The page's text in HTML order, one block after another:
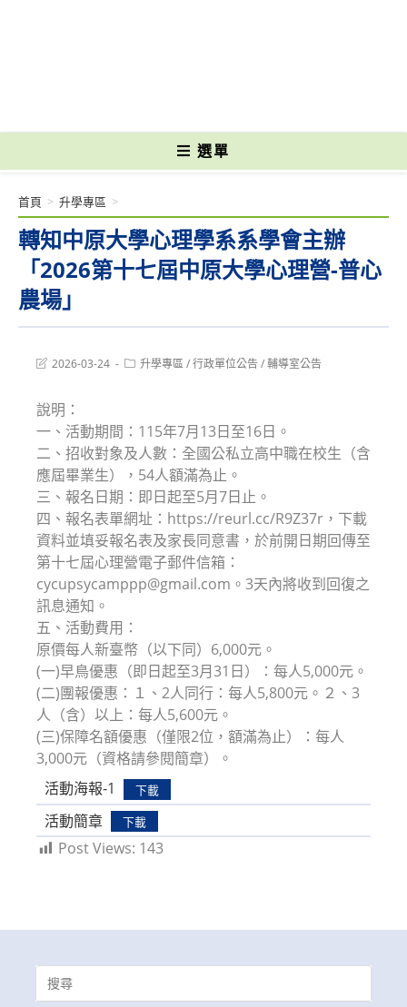
選單
轉知中原大學心理學系系學會主辦
「2026第十七屆中原大學心理營-普心
農場」
首頁 > 升學專區 >
Post2026-03-24
Post升學專區/行政單位公告/輔導室公告
說明：
一、活動期間：115年7月13日至16日。
二、招收對象及人數：全國公私立高中職在校生（含
應屆畢業生），54人額滿為止。
三、報名日期：即日起至5月7日止。
四、報名表單網址：https://reurl.cc/R9Z37r，下載
資料並填妥報名表及家長同意書，於前開日期回傳至
第十七屆心理營電子郵件信箱：
cycupsycamppp@gmail.com。3天內將收到回復之
訊息通知。
五、活動費用：
原價每人新臺幣（以下同）6,000元。
(一)早鳥優惠（即日起至3月31日）：每人5,000元。
(二)團報優惠：１、2人同行：每人5,800元。２、3
人（含）以上：每人5,600元。
(三)保障名額優惠（僅限2位，額滿為止）：每人
3,000元（資格請參閱簡章）。
活動海報-1
下載
活動簡章 下載
Post Views: 143
Search
for: